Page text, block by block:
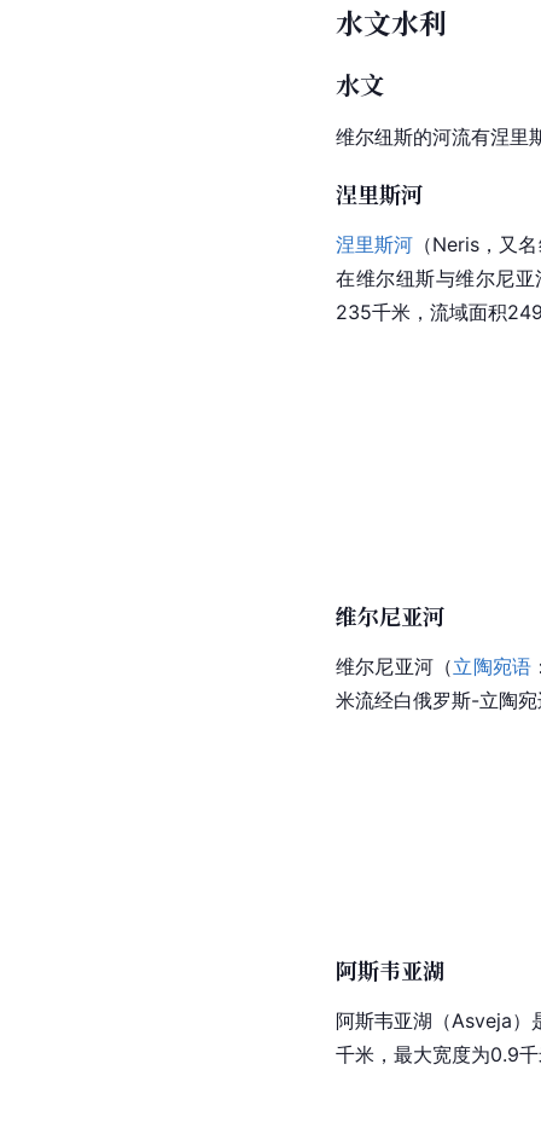
水文水利
水文
维尔纽斯的河流有涅里
涅里斯河
涅里斯河 （Neris，又
在维尔纽斯与维尔尼
235千米， 流域面积
维尔尼亚河
维尔尼亚河（立陶宛语
米流经白俄罗斯-立陶
阿斯韦亚湖
阿斯韦亚湖（Asveja）
千米，最大宽度为0.9